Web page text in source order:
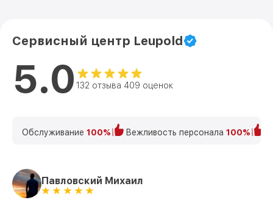
Сервисный центр Leupold
5.0 132 отзыва 409 оценок
Обслуживание 100% Вежливость персонала 100%
Павловский Михаил